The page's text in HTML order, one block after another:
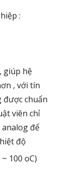
:
giúp hệ
, với tín
chuẩn
viên chỉ
để
độ
100 oC)